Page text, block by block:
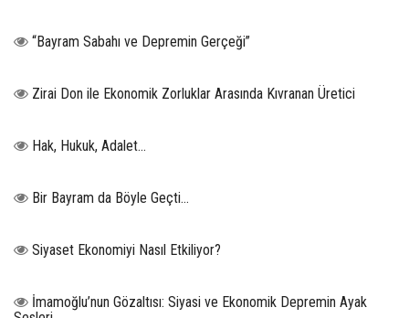
“Bayram Sabahı ve Depremin Gerçeği”
Zirai Don ile Ekonomik Zorluklar Arasında Kıvranan Üretici
Hak, Hukuk, Adalet…
Bir Bayram da Böyle Geçti…
Siyaset Ekonomiyi Nasıl Etkiliyor?
İmamoğlu’nun Gözaltısı: Siyasi ve Ekonomik Depremin Ayak